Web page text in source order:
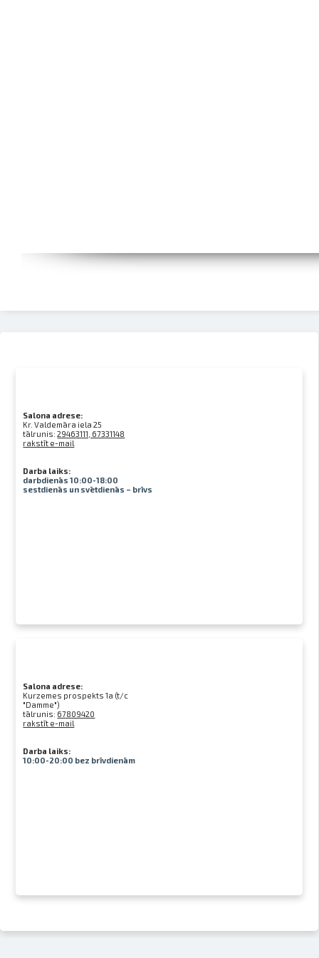
Salona adrese:
Kr. Valdemāra iela 25
tālrunis:29463111, 67331148
rakstīt e-mail
Darba laiks:
darbdienās 10:00-18:00
sestdienās un svētdienās – brīvs
Salona adrese:
Kurzemes prospekts 1a (t/c
"Damme")
tālrunis: 67809420
rakstīt e-mail
Darba laiks:
10:00-20:00 bez brīvdienām